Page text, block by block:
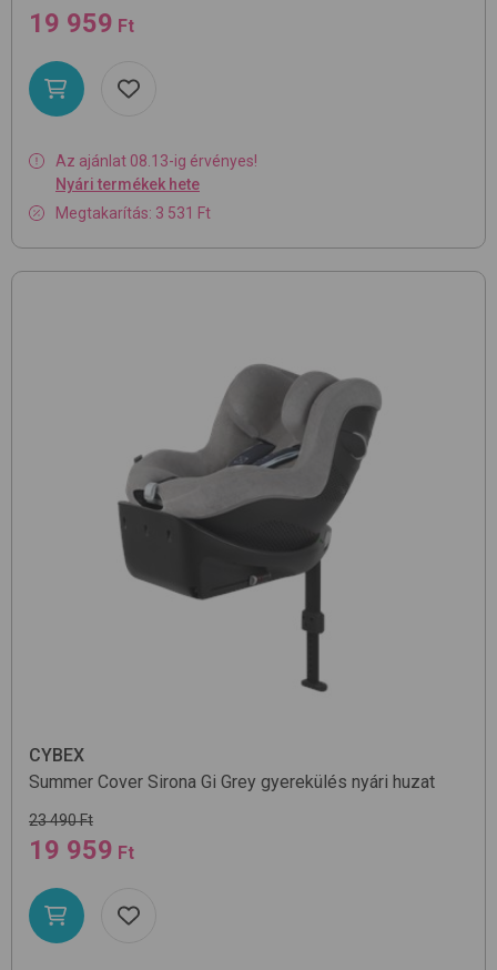
19 959 Ft
Az ajánlat 08.13-ig érvényes!
Nyári termékek hete
Megtakarítás: 3 531 Ft
CYBEX
Summer Cover Sirona Gi Grey gyerekülés nyári huzat
23 490 Ft
19 959 Ft